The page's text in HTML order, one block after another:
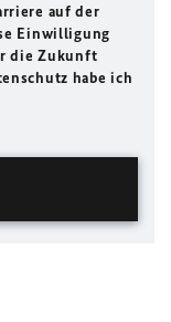
auf der
Einwilligung
die Zukunft
habe ich